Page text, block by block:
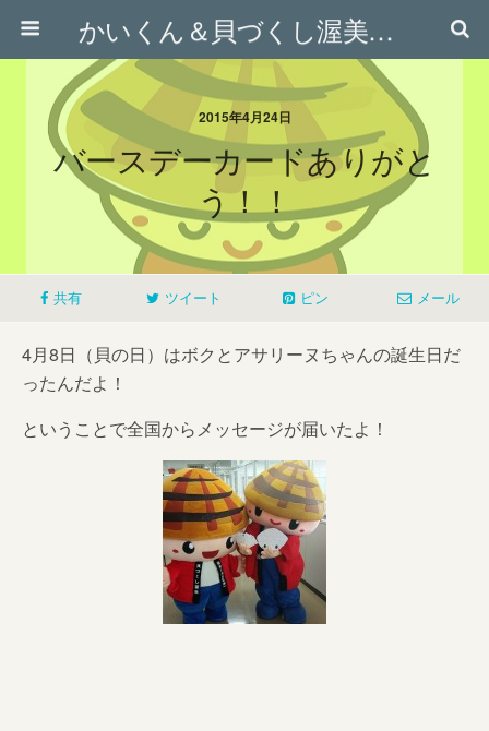
かいくん＆貝づくし渥美応援隊オフィシャルサイト
2015年4月24日
バースデーカードありがと
う！！
共有 ツイート ピン メール
4月8日（貝の日）はボクとアサリーヌちゃんの誕生日だ
ったんだよ！
ということで全国からメッセージが届いたよ！